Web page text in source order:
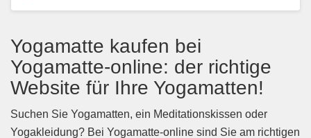
Yogamatte kaufen bei
Yogamatte-online: der richtige
Website für Ihre Yogamatten!
Suchen Sie Yogamatten, ein Meditationskissen oder
Yogakleidung? Bei Yogamatte-online sind Sie am richtigen